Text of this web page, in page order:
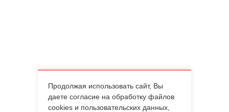
Продолжая использовать сайт, Вы
даете согласие на обработку файлов
cookies и пользовательских данных,